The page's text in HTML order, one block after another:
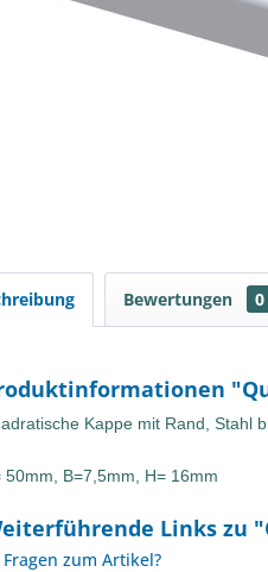
Bewertungen 0
Kappe mit Rand, Stahl
50mm, B=7,5mm, H= 16mm
Links zu
Fragen zum Artikel?